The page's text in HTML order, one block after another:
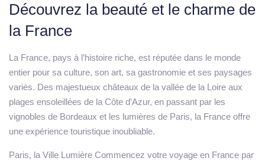
Découvrez la beauté et le charme de
la France
La France, pays à l’histoire riche, est réputée dans le monde
entier pour sa culture, son art, sa gastronomie et ses paysages
variés. Des majestueux châteaux de la vallée de la Loire aux
plages ensoleillées de la Côte d’Azur, en passant par les
vignobles de Bordeaux et les lumières de Paris, la France offre
une expérience touristique inoubliable.
Paris, la Ville Lumière Commencez votre voyage en France par